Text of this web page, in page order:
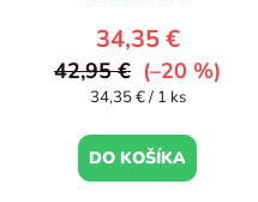
34,35 €
42,95 € (–20 %)
Jednotková
34,35 € / 1 ks
DO KOŠÍKA